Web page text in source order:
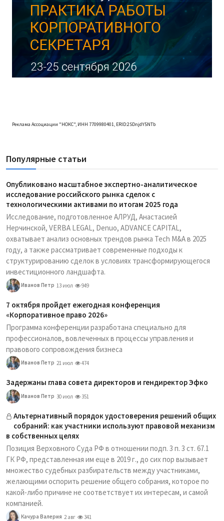
Реклама Ассоциации "НОКС", ИНН 7709980401, ERID:2SDnjdY5NTb
Популярные статьи
Опубликовано масштабное экспертно-аналитическое
исследование российского рынка сделок с
технологическими активами по итогам 2025 года
Исследование, подготовленное АЛРУД, Анастасией
Нерчинской, VERBA LEGAL, Denuo, ADVANCE CAPITAL,
охватывает анализ основных трендов рынка Tech M&A в 2025
году, а также рассматривает современные подходы к
структурированию сделок в условиях трансформирующегося
инвестиционного ландшафта.
Иванов Петр 13 июл 949
7 октября пройдет ежегодная конференция
«Корпоративное право 2026»
Программа конференции разработана специально для
профессионалов, вовлеченных в процессы управления и
правового сопровождения бизнеса
Иванов Петр 21 июл 474
Задержаны глава совета директоров и гендиректор Эфко
Иванов Петр 30 июл 351
Альтернативный порядок удостоверения решений общих
собраний: как участники используют правовой механизм
в собственных целях
Позиция Верховного Суда РФ в отношении подп. 3 п. 3 ст. 67.1
ГК РФ, представленная им еще в 2019 г., до сих пор вызывает
множество судебных разбирательств между участниками,
желающими оспорить решение общего собрания, которое по
какой-либо причине не соответствует их интересам, и самой
компанией.
Качура Валерия 2 авг 341